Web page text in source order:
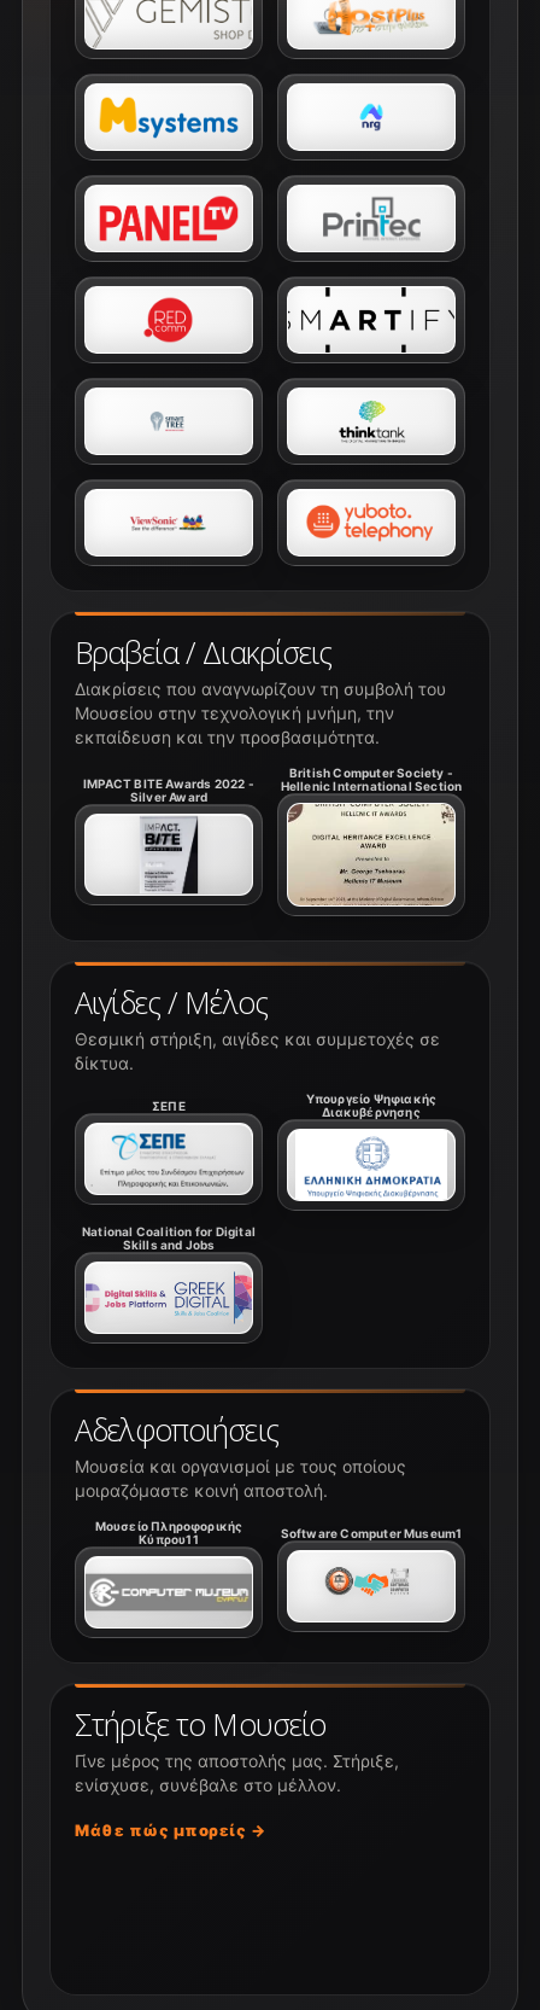
Αδελφοποιήσεις
Μουσεία και οργανισμοί με τους οποίους
μοιραζόμαστε κοινή αποστολή.
Μουσείο Πληροφορικής
Κύπρου11
Software Computer Museum1
Αιγίδες / Μέλος
Θεσμική στήριξη, αιγίδες και συμμετοχές σε
δίκτυα.
ΣΕΠΕ
Υπουργείο Ψηφιακής
Διακυβέρνησης
National Coalition for Digital
Skills and Jobs
Βραβεία / Διακρίσεις
Διακρίσεις που αναγνωρίζουν τη συμβολή του
Μουσείου στην τεχνολογική μνήμη, την
εκπαίδευση και την προσβασιμότητα.
IMPACT BITE Awards 2022 -
Silver Award
British Computer Society -
Hellenic International Section
Στήριξε το Μουσείο
Γίνε μέρος της αποστολής μας. Στήριξε,
ενίσχυσε, συνέβαλε στο μέλλον.
Μάθε πώς μπορείς →